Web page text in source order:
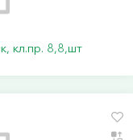
кл.пр. 8,8,шт